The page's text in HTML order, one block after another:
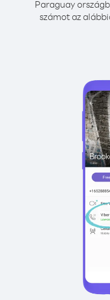
Paraguay
számot az